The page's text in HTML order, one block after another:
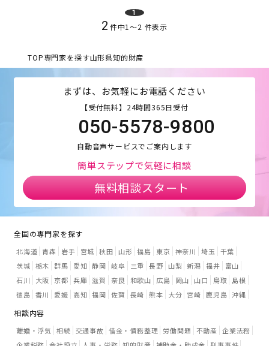
1
2 件中1〜2 件表示
TOP専門家を探す山形県知的財産
まずは、お気軽にお電話ください
【受付無料】24時間365日受付
050-5578-9800
自動音声サービスでご案内します
簡単ステップで気軽に相談
無料相談スタート
全国の専門家を探す
北海道 青森 岩手 宮城 秋田 山形 福島 東京 神奈川 埼玉
千葉
茨城 栃木 群馬 愛知 静岡 岐阜 三重 長野 山梨 新潟 福井
富山
石川
大阪 京都 兵庫 滋賀 奈良 和歌山 広島 岡山 山口 鳥取
島根
徳島 香川 愛媛 高知 福岡 佐賀 長崎 熊本 大分 宮崎 鹿児島 沖縄
相談内容
離婚・浮気 相続 交通事故 借金・債務整理 労働問題 不動産 企業法務